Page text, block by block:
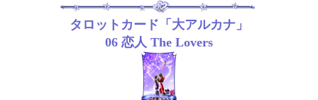
タロットカード「大アルカナ」
06 恋人 The Lovers